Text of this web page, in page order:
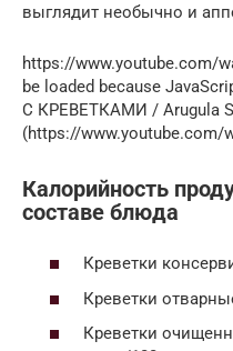
выглядит необычно и
https://www.youtube.com/
be loaded because
С КРЕВЕТКАМИ / Arugula
(https://www.youtube.com/
Калорийность
составе блюда
Креветки
Креветки
Креветки